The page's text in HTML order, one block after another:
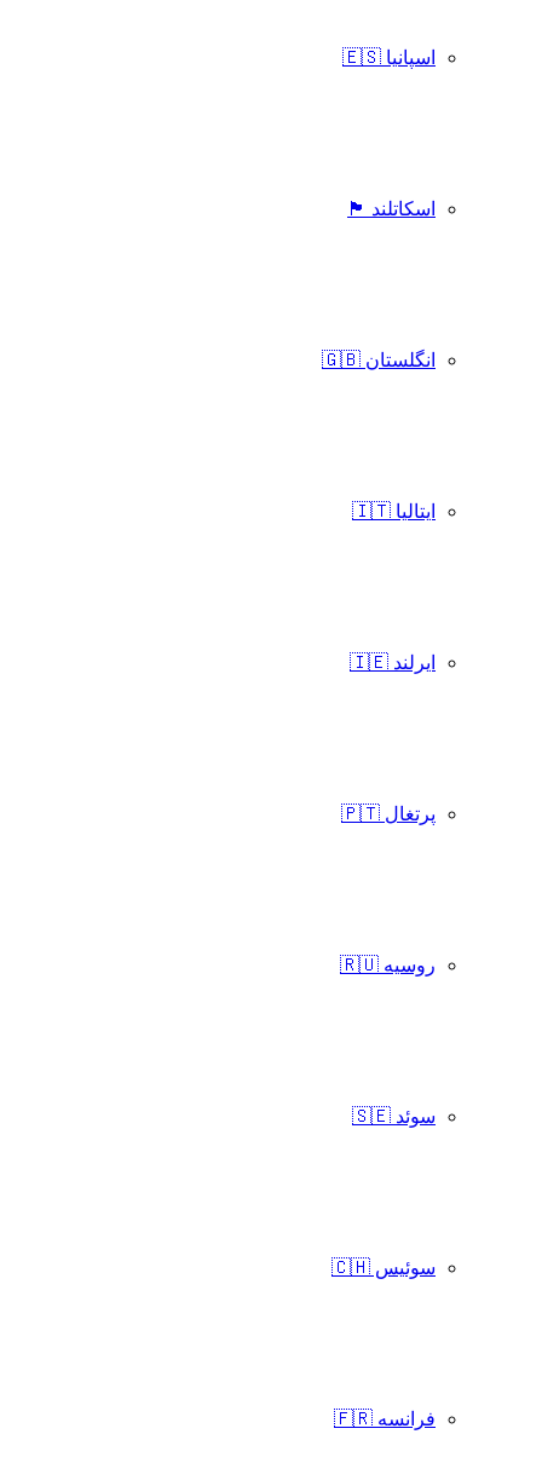
اسپانیا 🇪🇸
اسکاتلند 🏴󠁧󠁢󠁳󠁣󠁴󠁿
انگلستان 🇬🇧
ایتالیا 🇮🇹
ایرلند 🇮🇪
پرتغال 🇵🇹
روسیه 🇷🇺
سوئد 🇸🇪
سوئیس 🇨🇭
فرانسه 🇫🇷